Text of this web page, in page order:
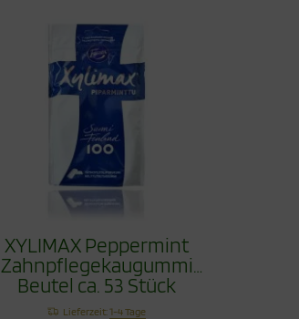
XYLIMAX Peppermint
Zahnpflegekaugummi
Beutel ca. 53 Stück
Lieferzeit:1-4 Tage